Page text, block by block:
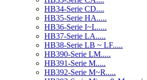
HB34-Serie CD....
HB35-Serie HA.....
HB36-Serie I~L.....
HB37-Serie LA.....
HB38-Serie LB ~ LF.....
HB390-Serie LM.....
HB391-Serie M.....
HB392-Serie M~R.....